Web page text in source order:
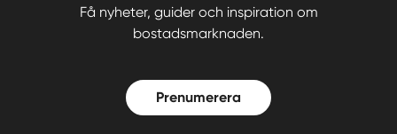
Få nyheter, guider och inspiration om
bostadsmarknaden.
Prenumerera